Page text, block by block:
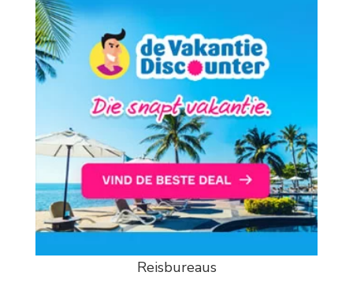
Reisbureaus